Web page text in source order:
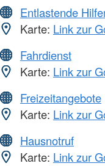
Entlastende
Karte: Link zur
Fahrdienst
Karte: Link zur
Freizeitangebote
Karte: Link zur
Hausnotruf
Karte: Link zur